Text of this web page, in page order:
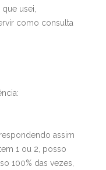
usei,
como consulta
assim
1 ou 2, posso
100% das vezes,